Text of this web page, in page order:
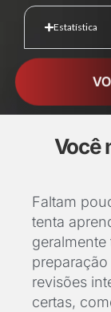
Estatística
Você
Faltam
tenta
geralmente
revisões
certas,